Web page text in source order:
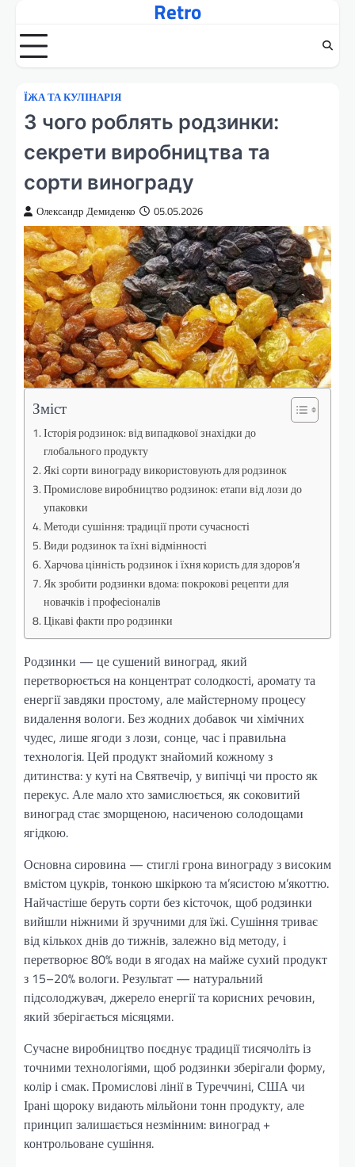
вмісту
Retro
ЇЖА ТА КУЛІНАРІЯ
З чого роблять родзинки:
секрети виробництва та
сорти винограду
Олександр Демиденко 05.05.2026
Зміст
Історія родзинок: від випадкової знахідки до
глобального продукту
Які сорти винограду використовують для родзинок
Промислове виробництво родзинок: етапи від лози до
упаковки
Методи сушіння: традиції проти сучасності
Види родзинок та їхні відмінності
Харчова цінність родзинок і їхня користь для здоров’я
Як зробити родзинки вдома: покрокові рецепти для
новачків і професіоналів
Цікаві факти про родзинки
Родзинки — це сушений виноград, який
перетворюється на концентрат солодкості, аромату та
енергії завдяки простому, але майстерному процесу
видалення вологи. Без жодних добавок чи хімічних
чудес, лише ягоди з лози, сонце, час і правильна
технологія. Цей продукт знайомий кожному з
дитинства: у куті на Святвечір, у випічці чи просто як
перекус. Але мало хто замислюється, як соковитий
виноград стає зморщеною, насиченою солодощами
ягідкою.
Основна сировина — стиглі грона винограду з високим
вмістом цукрів, тонкою шкіркою та м’ясистою м’якоттю.
Найчастіше беруть сорти без кісточок, щоб родзинки
вийшли ніжними й зручними для їжі. Сушіння триває
від кількох днів до тижнів, залежно від методу, і
перетворює 80% води в ягодах на майже сухий продукт
з 15–20% вологи. Результат — натуральний
підсолоджувач, джерело енергії та корисних речовин,
який зберігається місяцями.
Сучасне виробництво поєднує традиції тисячоліть із
точними технологіями, щоб родзинки зберігали форму,
колір і смак. Промислові лінії в Туреччині, США чи
Ірані щороку видають мільйони тонн продукту, але
принцип залишається незмінним: виноград +
контрольоване сушіння.